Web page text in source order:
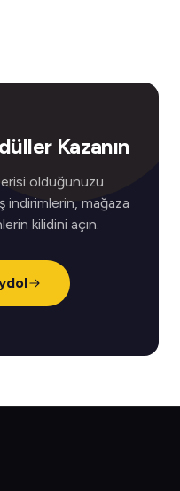
Kazanın
olduğunuzu
indirimlerin, mağaza
kilidini açın.